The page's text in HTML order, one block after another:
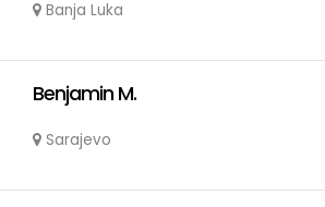
Banja Luka
Benjamin M.
Sarajevo